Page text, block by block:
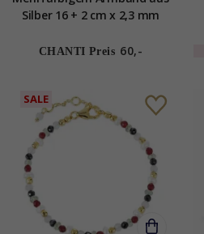
Silber 16 + 2 cm x 2,3 mm
CHANTI Preis 60,-
SALE